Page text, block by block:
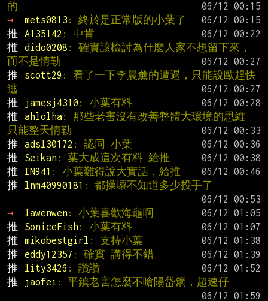
的
→
mets0813 : 終於是正常版的小葉了
推
A135142 : 中肯
推
dido0208 : 確實該檢討為什麼人家不想留下來，
而不是情勒
推
scott29 : 看了一下李晨薰的遭遇，只能說歐趕快
逃
推
jamesj4310 : 小葉有料
推
ahlolha: 那些老害沒有改善整體大環境的思維
只能整天情勒
推
adsl30172 : 認同 小葉
推
Seikan: 葉大成這次有料 給推
推
IN941 : 小葉難得說大實話，給推
推
lnm40990181 : 都操壞不知道多少投手了
→
lawenwen: 小葉喜歡海龜啊
推
SoniceFish: 小葉有料
推
mikobestgirl : 支持小葉
推
eddy12357 : 確實 講得不錯
推
lity3426 : 讚讚
推
jaofei : 平鎮老害怎麼不嗆陽岱鋼，超速仔